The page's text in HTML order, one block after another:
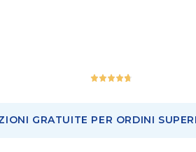
GRATUITE PER ORDINI